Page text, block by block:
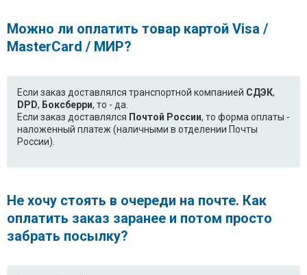
Можно ли оплатить товар картой Visa /
MasterCard / МИР?
Если заказ доставлялся транспортной компанией СДЭК,
DPD, Боксберри, то - да.
Если заказ доставлялся Почтой России, то форма оплаты -
наложенный платеж (наличными в отделении Почты
России).
Не хочу стоять в очереди на почте. Как
оплатить заказ заранее и потом просто
забрать посылку?